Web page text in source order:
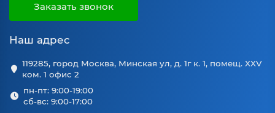
Заказать звонок
Наш адрес
119285, город Москва, Минская ул, д. 1г к. 1, помещ. XXV
ком. 1 офис 2
пн-пт: 9:00-19:00
сб-вс: 9:00-17:00